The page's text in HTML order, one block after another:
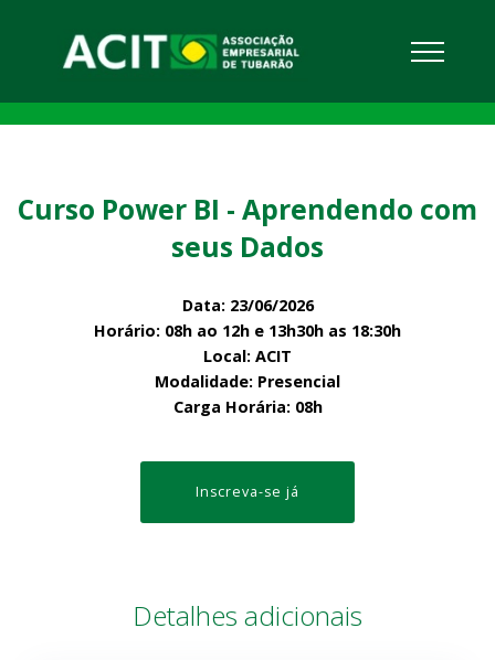
Curso Power BI - Aprendendo com
seus Dados
Data: 23/06/2026
Horário: 08h ao 12h e 13h30h as 18:30h
Local: ACIT
Modalidade: Presencial
Carga Horária: 08h
Inscreva-se já
Detalhes adicionais